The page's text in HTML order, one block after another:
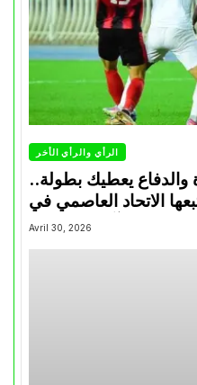
الرأي والرأي الأخر
والدفاع يعطيك بطولة..
الاتحاد العاصمي في
تتويجاته آخر السنوات
Avril 30, 2026